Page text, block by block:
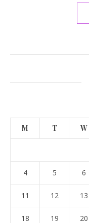
M T W
4 5 6
11 12 13
18 19 20